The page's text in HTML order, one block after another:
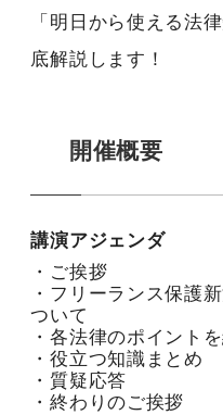
「明日から使える法
底解説します！
開催概要
講演アジェンダ
・ご挨拶
・フリーランス保護
ついて
・各法律のポイント
・役立つ知識まとめ
・質疑応答
・終わりのご挨拶